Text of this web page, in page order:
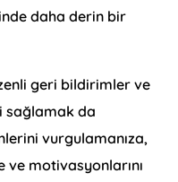
daha derin bir
geri bildirimler ve
sağlamak da
vurgulamanıza,
ve motivasyonlarını